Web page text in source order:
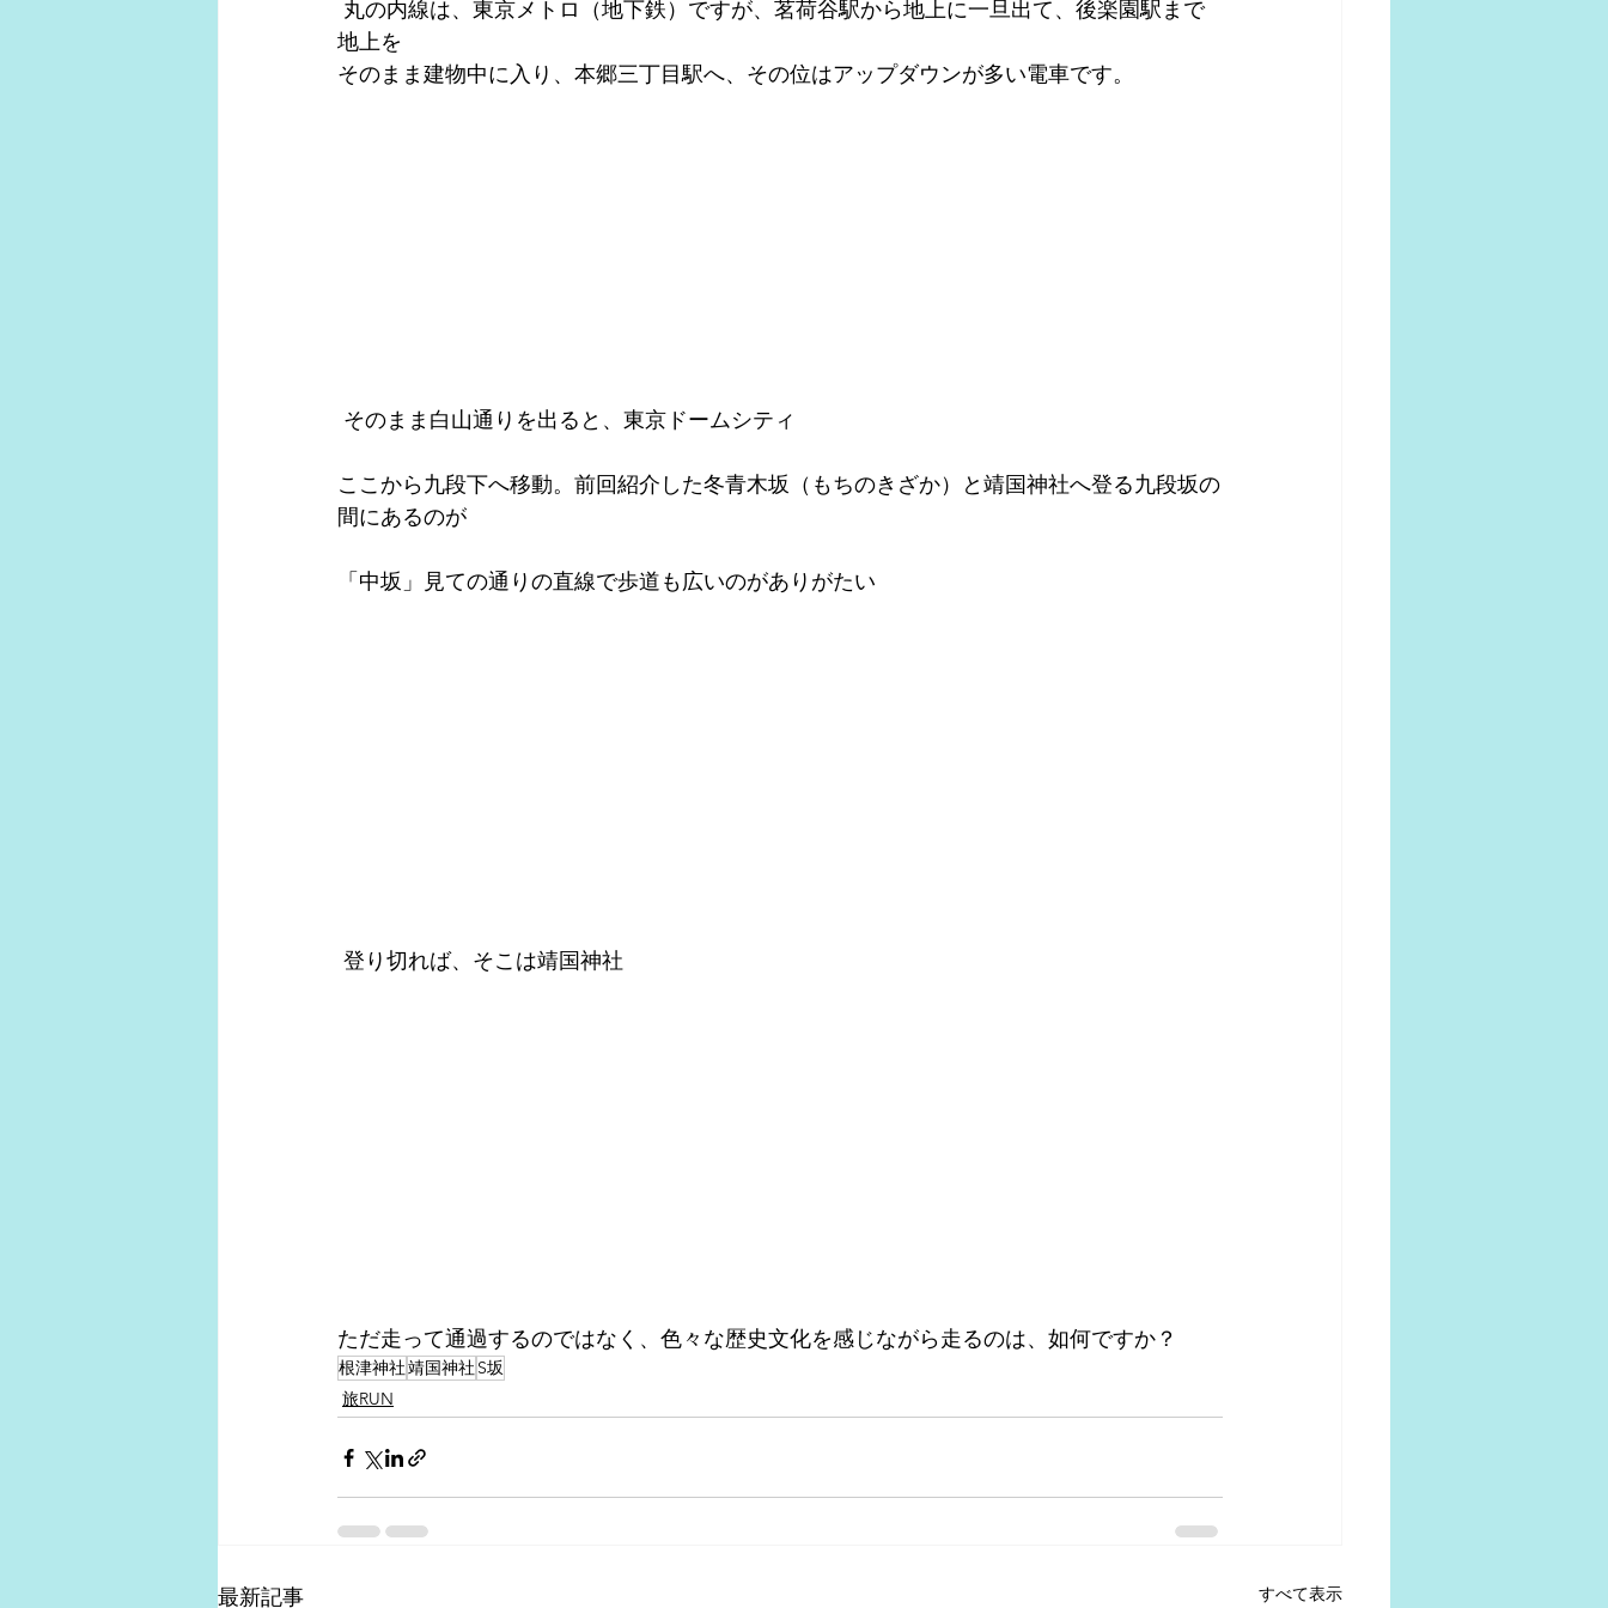
地上を
そのまま建物中に入り、本郷三丁目駅へ、その位はアップダウンが多い電車です。
そのまま白山通りを出ると、東京ドームシティ
ここから九段下へ移動。前回紹介した冬青木坂（もちのきざか）と靖国神社へ登る九段坂の
間にあるのが
「中坂」見ての通りの直線で歩道も広いのがありがたい
登り切れば、そこは靖国神社
ただ走って通過するのではなく、色々な歴史文化を感じながら走るのは、如何ですか？
根津神社靖国神社 S坂
旅RUN
最新記事 すべて表示